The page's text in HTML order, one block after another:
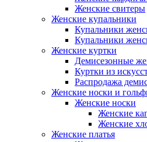
Женские свитеры
Женские купальники
Купальники
Купальники
Женские куртки
Демисезонные
Куртки из
Распродажа
Женские носки и
Женские носки
Женские
Женские
Женские платья